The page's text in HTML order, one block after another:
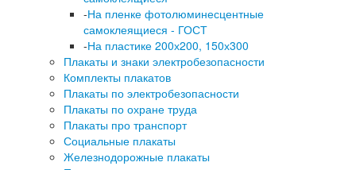
-На пленке фотолюминесцентные
самоклеящиеся - ГОСТ
-На пластике 200х200, 150х300
Плакаты и знаки электробезопасности
Комплекты плакатов
Плакаты по электробезопасности
Плакаты по охране труда
Плакаты про транспорт
Социальные плакаты
Железнодорожные плакаты